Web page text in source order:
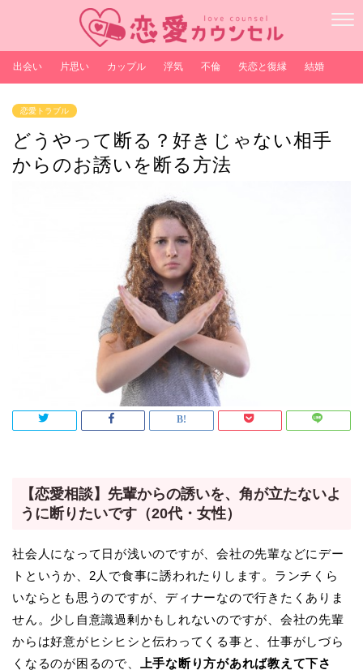
出会い 片思い カップル 浮気 不倫 失恋と復縁 結婚
恋愛トラブル
どうやって断る？好きじゃない相手
からのお誘いを断る方法
【恋愛相談】先輩からの誘いを、角が立たないよ
うに断りたいです（20代・女性）
社会人になって日が浅いのですが、会社の先輩などにデー
トというか、2人で食事に誘われたりします。ランチくら
いならとも思うのですが、ディナーなので行きたくありま
せん。少し自意識過剰かもしれないのですが、会社の先輩
からは好意がヒシヒシと伝わってくる事と、仕事がしづら
くなるのが困るので、
上手な断り方があれば教えて下さ